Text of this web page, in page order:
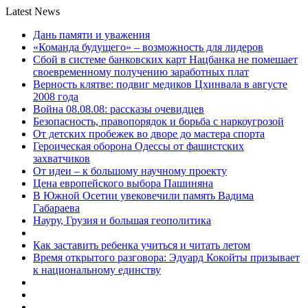
Latest News
Дань памяти и уважения
«Команда будущего» – возможность для лидеров
Сбой в системе банковских карт Нацбанка не помешает
своевременному получению заработных плат
Верность клятве: подвиг медиков Цхинвала в августе
2008 года
Война 08.08.08: рассказы очевидцев
Безопасность, правопорядок и борьба с наркоугрозой
От детских пробежек во дворе до мастера спорта
Героическая оборона Одессы от фашистских
захватчиков
От идеи – к большому научному проекту
Цена европейского выбора Пашиняна
В Южной Осетии увековечили память Вадима
Габараева
Науру, Грузия и большая геополитика
Как заставить ребенка учиться и читать летом
Время открытого разговора: Эдуард Кокойты призывает
к национальному единству